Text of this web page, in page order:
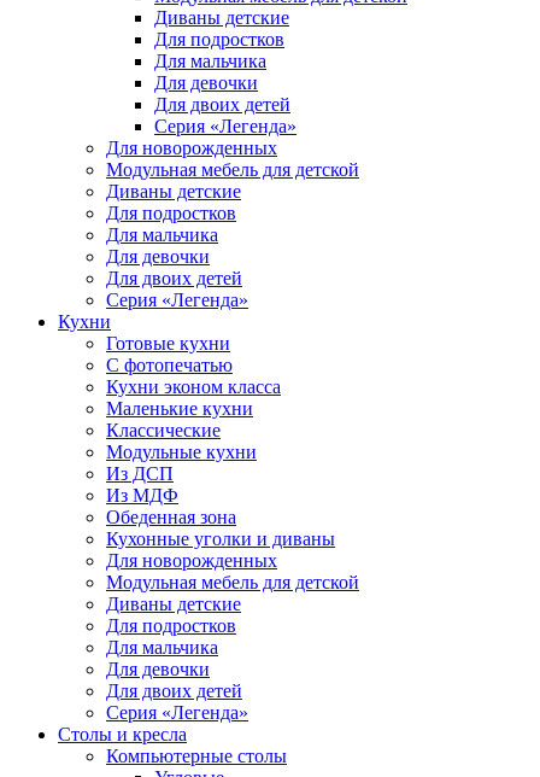
Диваны детские
Для подростков
Для мальчика
Для девочки
Для двоих детей
Серия «Легенда»
Для новорожденных
Модульная мебель для детской
Диваны детские
Для подростков
Для мальчика
Для девочки
Для двоих детей
Серия «Легенда»
Кухни
Готовые кухни
С фотопечатью
Кухни эконом класса
Маленькие кухни
Классические
Модульные кухни
Из ДСП
Из МДФ
Обеденная зона
Кухонные уголки и диваны
Для новорожденных
Модульная мебель для детской
Диваны детские
Для подростков
Для мальчика
Для девочки
Для двоих детей
Серия «Легенда»
Столы и кресла
Компьютерные столы